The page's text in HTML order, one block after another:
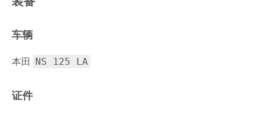
车辆
本田 NS 125 LA
证件